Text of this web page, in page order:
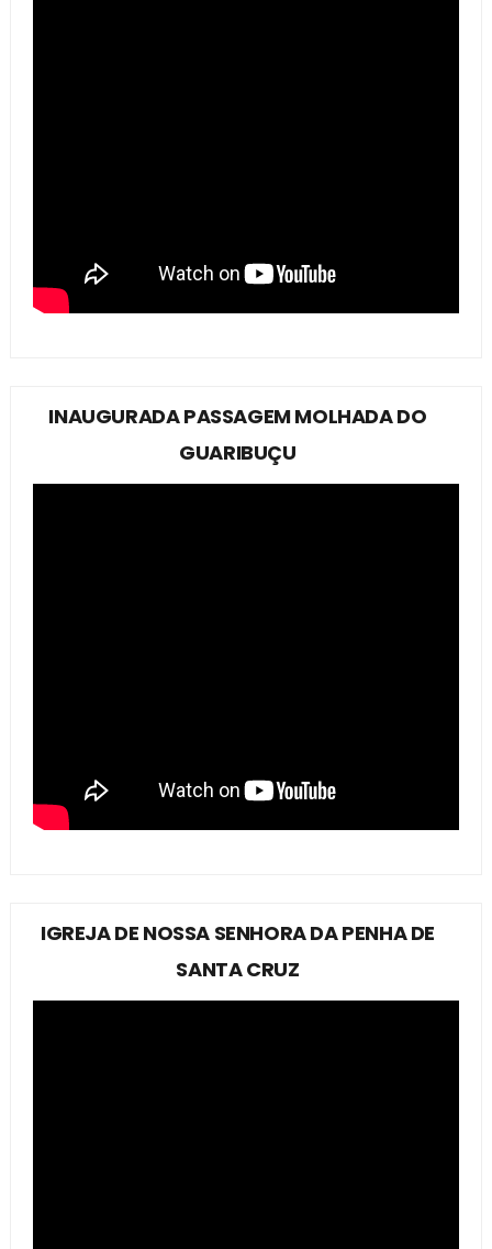
INAUGURADA PASSAGEM MOLHADA DO
GUARIBUÇU
IGREJA DE NOSSA SENHORA DA PENHA DE
SANTA CRUZ